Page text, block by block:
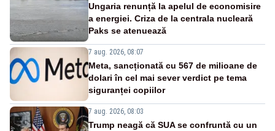
Ungaria renunță la apelul de economisire
a energiei. Criza de la centrala nucleară
Paks se atenuează
7 aug. 2026, 08:07
Meta, sancționată cu 567 de milioane de
dolari în cel mai sever verdict pe tema
siguranței copiilor
7 aug. 2026, 08:03
Trump neagă că SUA se confruntă cu un